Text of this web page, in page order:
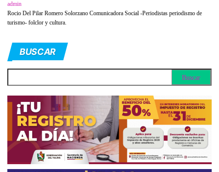
admin
Rocio Del Pilar Romero Solorzano Comunicadora Social -Periodistas periodismo de
turismo- folclor y cultura.
BUSCAR